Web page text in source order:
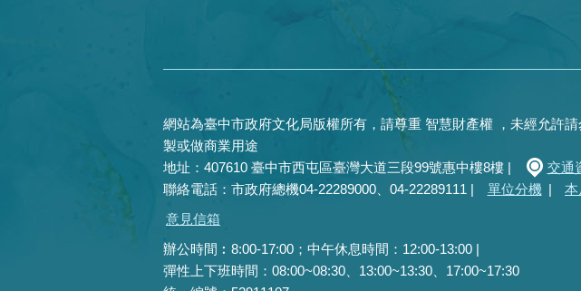
網站為臺中市政府文化局版權所有，請尊重 智慧財產權 ，未經允許
製或做商業用途
地址：407610 臺中市西屯區臺灣大道三段99號惠中樓8樓 |
交通
聯絡電話：市政府總機04-22289000、04-22289111 |
單位分機 |
本
意見信箱
辦公時間︰8:00-17:00；中午休息時間：12:00-13:00 |
彈性上下班時間：08:00~08:30、13:00~13:30、17:00~17:30